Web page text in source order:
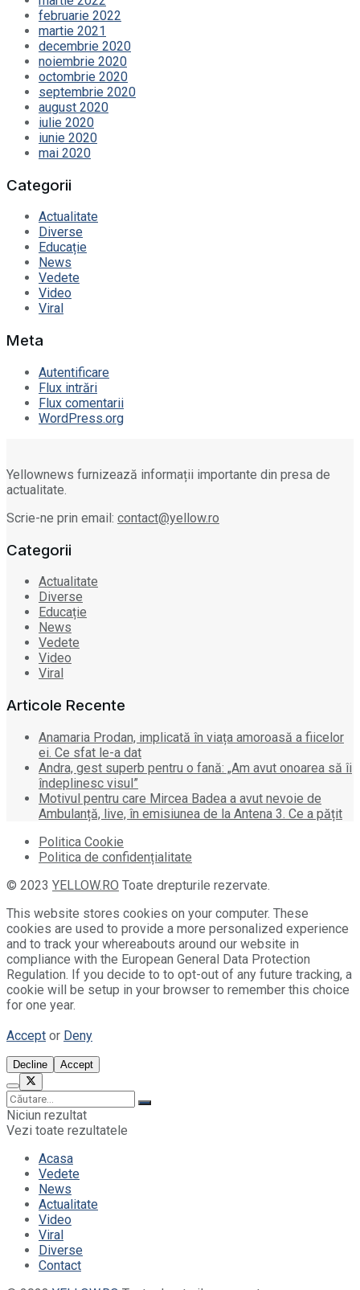
februarie 2022
martie 2021
decembrie 2020
noiembrie 2020
octombrie 2020
septembrie 2020
august 2020
iulie 2020
iunie 2020
mai 2020
Categorii
Actualitate
Diverse
Educație
News
Vedete
Video
Viral
Meta
Autentificare
Flux intrări
Flux comentarii
WordPress.org
Yellownews furnizează informații importante din presa de
actualitate.
Scrie-ne prin email: contact@yellow.ro
Categorii
Actualitate
Diverse
Educație
News
Vedete
Video
Viral
Articole Recente
Anamaria Prodan, implicată în viața amoroasă a fiicelor
ei. Ce sfat le-a dat
Andra, gest superb pentru o fană: „Am avut onoarea să îi
îndeplinesc visul”
Motivul pentru care Mircea Badea a avut nevoie de
Ambulanță, live, în emisiunea de la Antena 3. Ce a pățit
Politica Cookie
Politica de confidențialitate
© 2023 YELLOW.RO Toate drepturile rezervate.
This website stores cookies on your computer. These
cookies are used to provide a more personalized experience
and to track your whereabouts around our website in
compliance with the European General Data Protection
Regulation. If you decide to to opt-out of any future tracking, a
cookie will be setup in your browser to remember this choice
for one year.
Accept or Deny
Decline Accept
Niciun rezultat
Vezi toate rezultatele
Acasa
Vedete
News
Actualitate
Video
Viral
Diverse
Contact